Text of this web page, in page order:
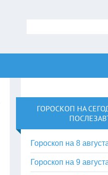
ГОРОСКОП НА
Гороскоп на 8
Гороскоп на 9